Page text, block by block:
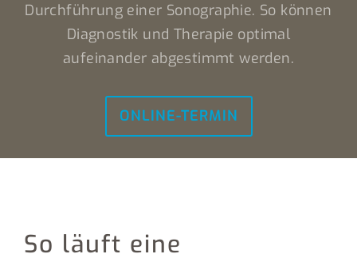
Durchführung einer Sonographie. So können
Diagnostik und Therapie optimal
aufeinander abgestimmt werden.
ONLINE-TERMIN
So läuft eine